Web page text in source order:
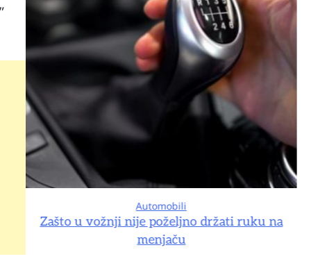
Automobili
Zašto u vožnji nije poželjno držati ruku na
menjaču